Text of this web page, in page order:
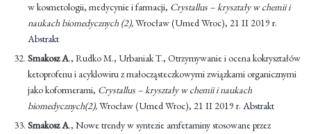
w kosmetologii, medycynie i farmacji, Crystallus – kryształy w chemii i
naukach biomedycznych (2),Wrocław (Umed Wroc), 21 II 2019 r.
Abstrakt
Smakosz A., Rudko M., Urbaniak T., Otrzymywanie i ocena kokryształów
ketoprofenu i acyklowiru z małocząsteczkowymi związkami organicznymi
jako koformerami, Crystallus – kryształy w chemii i naukach
biomedycznych(2),Wrocław (Umed Wroc), 21 II 2019 r. Abstrakt
Smakosz A., Nowe trendy w syntezie amfetaminy stosowane przez